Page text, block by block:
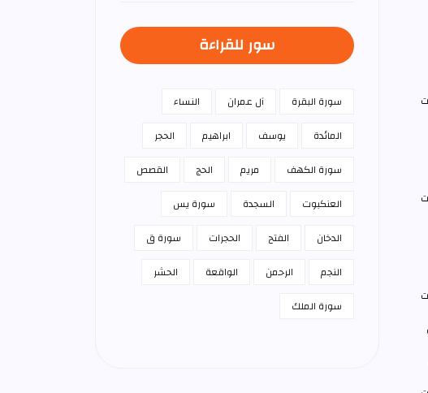
سور للقراءة
سورة البقرة آل عمران
النساء
المائدة
يوسف ابراهيم
الحجر
سورة الكهف
مريم الحج
القصص
العنكبوت
السجدة
سورة يس
الدخان
الفتح الحجرات
سورة ق
النجم
الرحمن الواقعة
الحشر
سورة الملك